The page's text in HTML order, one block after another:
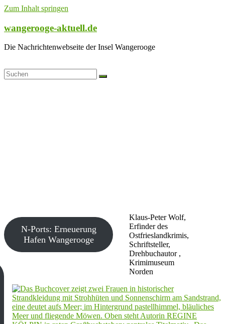
Zum Inhalt springen
wangerooge-aktuell.de
Die Nachrichtenwebseite der Insel Wangerooge
Klaus-Peter Wolf,
Erfinder des
Ostfrieslandkrimis,
Schriftsteller,
Drehbuchautor ,
Krimimuseum
Norden
N-Ports: Erneuerung
Hafen Wangerooge